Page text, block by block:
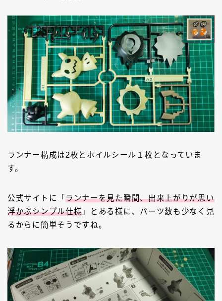
ランナー構成は2枚とホイルシール１枚となっていま
す。
公式サイトに「 ランナーを見た瞬間、出来上がりが思い
浮かぶシンプル仕様 」とある様に、パーツ数も少なく見
るからに簡単そうですね。